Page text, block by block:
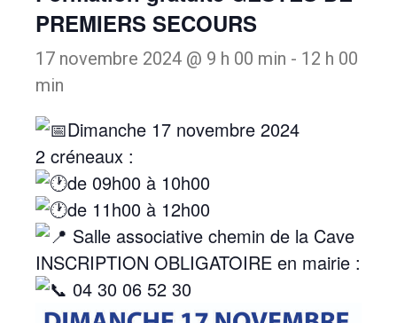
PREMIERS SECOURS
17 novembre 2024 @ 9 h 00 min - 12 h 00
min
Dimanche 17 novembre 2024
2 créneaux :
de 09h00 à 10h00
de 11h00 à 12h00
Salle associative chemin de la Cave
INSCRIPTION OBLIGATOIRE en mairie :
04 30 06 52 30